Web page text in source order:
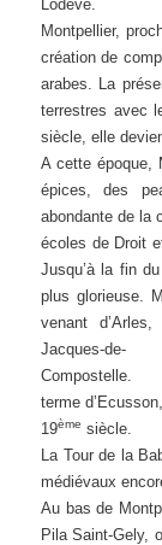
Montpellier,
création de
arabes. La
terrestres avec
siècle, elle
A cette époque,
épices, des
abondante de la
écoles
Jusqu’à la fin
plus glorieuse.
venant
Jacques-de-
terme
19ème siècle.
La Tour de la
médiévaux
Au bas de
Pila Saint-Gely,